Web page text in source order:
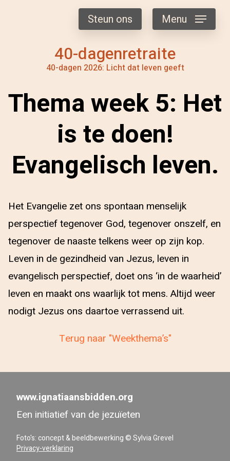
40-dagenretraite
40-dagen 2026: Licht dat leven geeft
Steun ons Menu
Thema week 5: Het
is te doen!
Evangelisch leven.
Het Evangelie zet ons spontaan menselijk
perspectief tegenover God, tegenover onszelf, en
tegenover de naaste telkens weer op zijn kop.
Leven in de gezindheid van Jezus, leven in
evangelisch perspectief, doet ons ‘in de waarheid’
leven en maakt ons waarlijk tot mens. Altijd weer
nodigt Jezus ons daartoe verrassend uit.
Terug naar "Weekthema’s"
www.ignatiaansbidden.org
Een initiatief van de jezuïeten
Foto's: concept & beeldbewerking © Sylvia Grevel
Privacy-verklaring